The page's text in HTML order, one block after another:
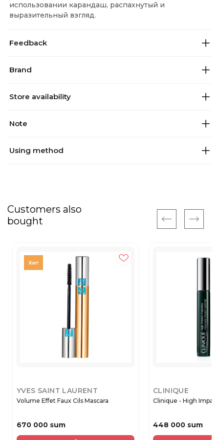
использовании карандаш, распахнутый и
выразительный взгляд.
Feedback
Brand
Store availability
Note
Using method
Customers also
bought
YVES SAINT LAURENT
Volume Effet Faux Cils Mascara
670 000 sum
CLINIQUE
Clinique - High Impact
448 000 sum